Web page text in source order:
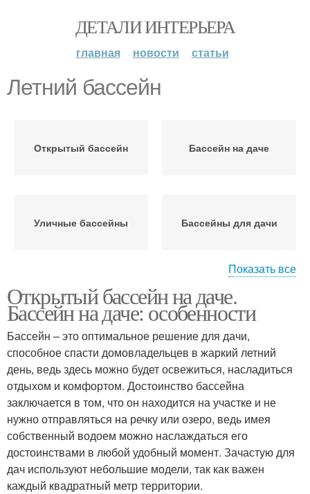
ДЕТАЛИ ИНТЕРЬЕРА
главная новости статьи
Летний бассейн
Открытый бассейн Бассейн на даче
Уличные бассейны Бассейны для дачи
Бассейн из фанеры Бассейны из дерева
Показать все
Открытый бассейн на даче.
Бассейн на даче: особенности
Бассейн – это оптимальное решение для дачи,
способное спасти домовладельцев в жаркий летний
день, ведь здесь можно будет освежиться, насладиться
отдыхом и комфортом. Достоинство бассейна
заключается в том, что он находится на участке и не
нужно отправляться на речку или озеро, ведь имея
собственный водоем можно наслаждаться его
достоинствами в любой удобный момент. Зачастую для
дач используют небольшие модели, так как важен
каждый квадратный метр территории.